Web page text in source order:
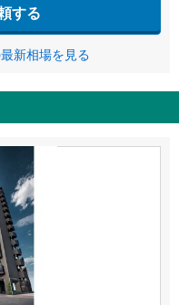
する
新相場を見る